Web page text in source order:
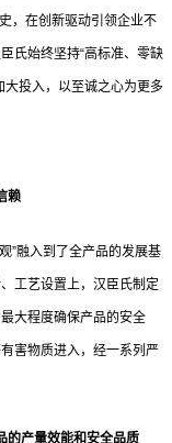
，在创新驱动引领企业不
氏始终坚持“高标准、零缺
大投入，以至诚之心为更多
赖
”融入到了全产品的发展基
工艺设置上，汉臣氏制定
大程度确保产品的安全
害物质进入，经一系列严
产量效能和安全品质